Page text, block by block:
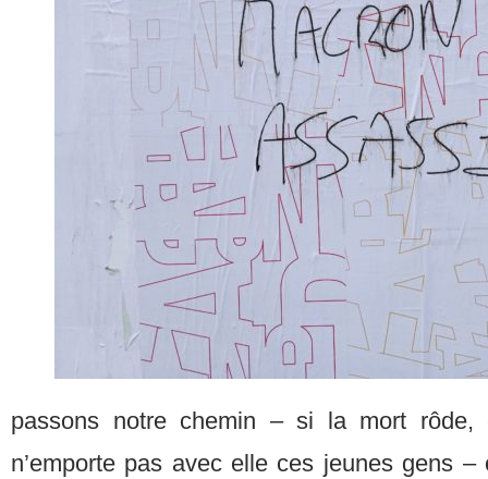
passons notre chemin – si la mort rôde,
n’emporte pas avec elle ces jeunes gens